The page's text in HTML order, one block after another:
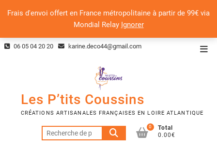
Frais d'envoi offert en France métropolitaine à partir de 99€ via
Mondial Relay Ignorer
Skip 06 05 04 20 20 karine.deco44@gmail.com
Les P’tits Coussins
CRÉATIONS ARTISANALES FRANÇAISES EN LOIRE ATLANTIQUE
Recherche
pour :
0
Total
0.00€